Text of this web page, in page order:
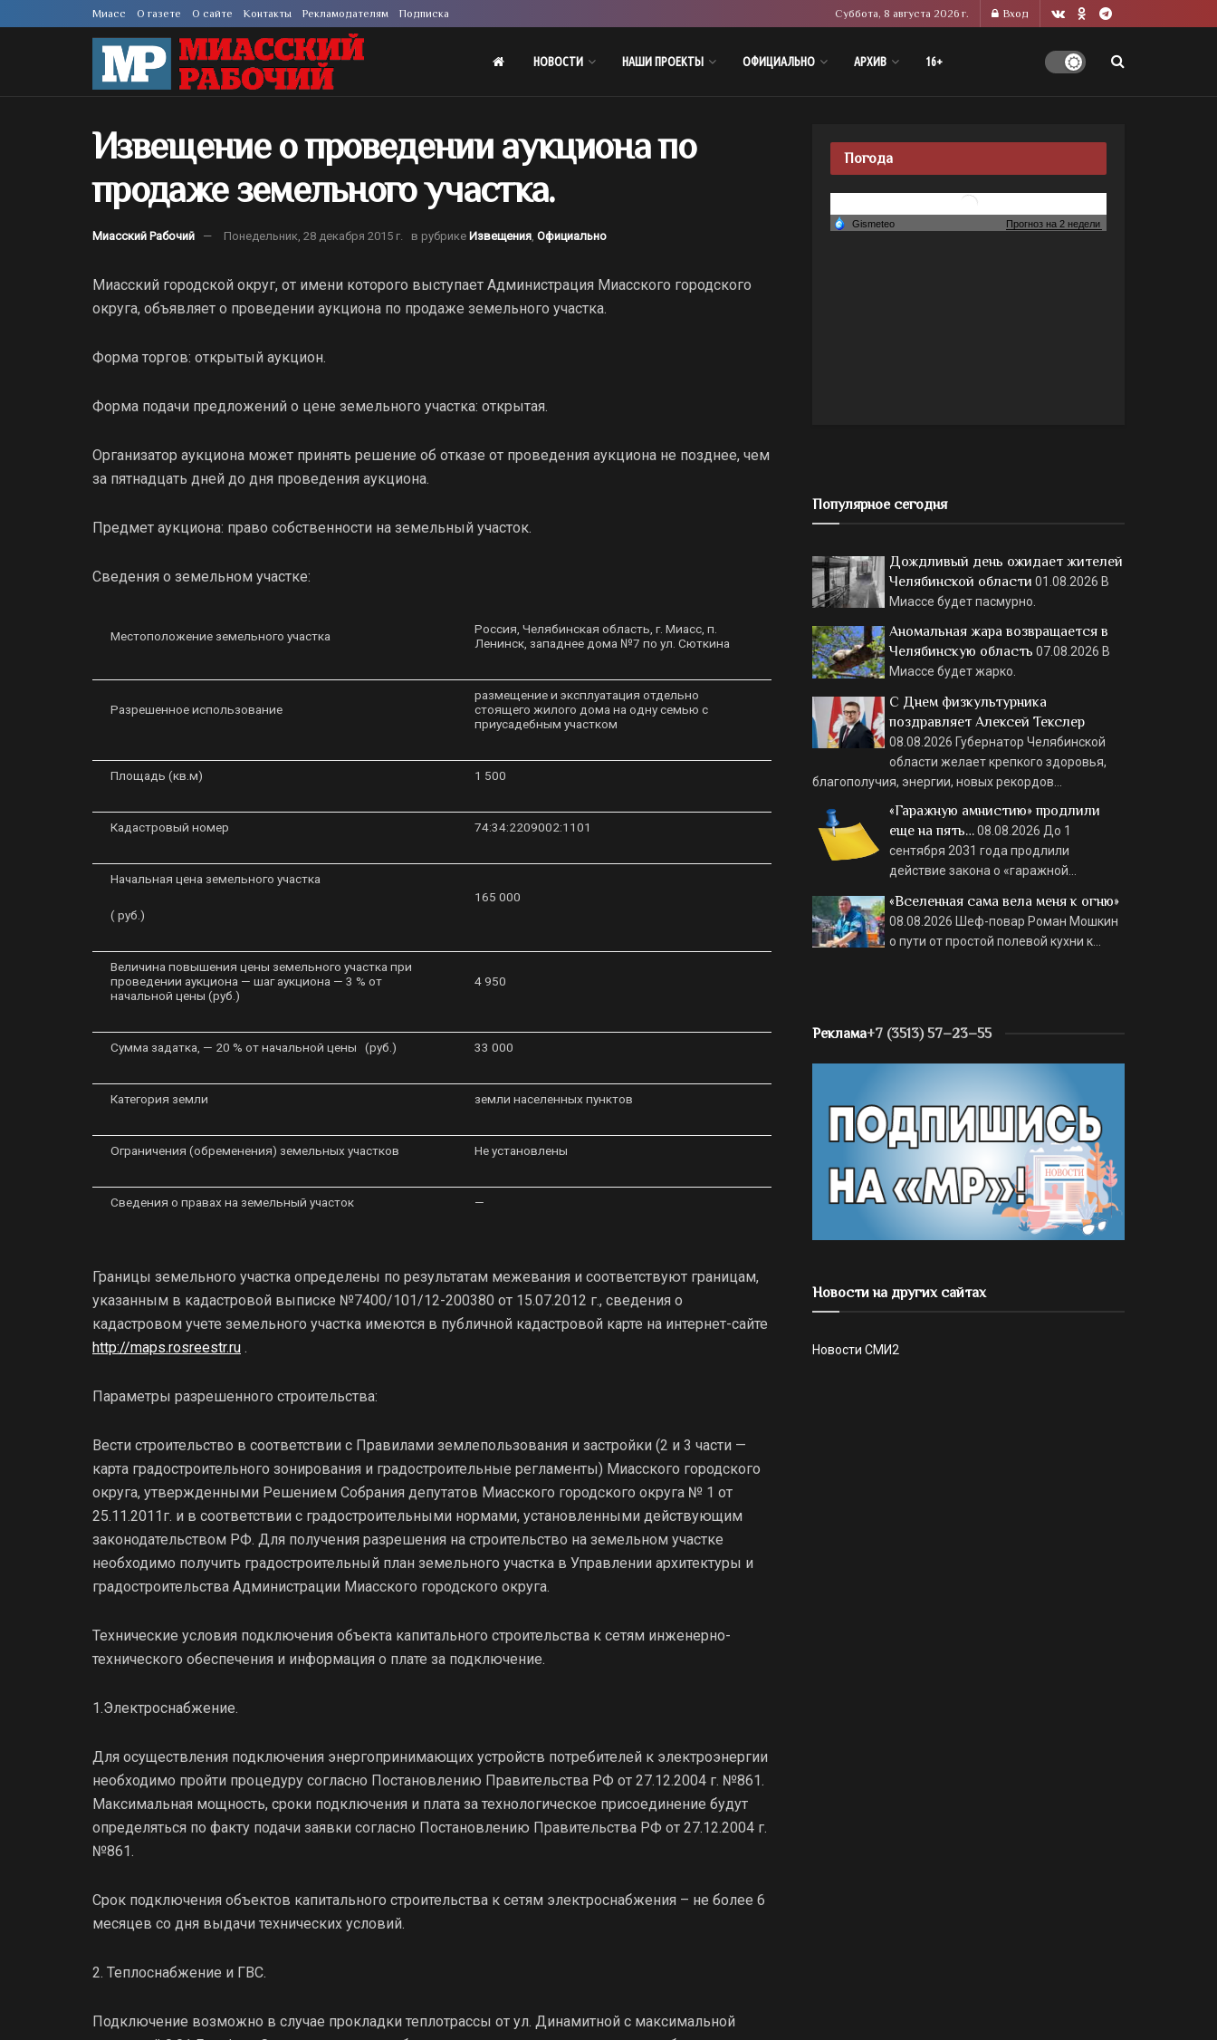
Миасс О газете О сайте Контакты Рекламодателям Подписка Суббота, 8 августа 2026 г. Вход
НОВОСТИ НАШИ ПРОЕКТЫ ОФИЦИАЛЬНО АРХИВ 16+
Извещение о проведении аукциона по
продаже земельного участка.
Миасский Рабочий Понедельник, 28 декабря 2015 г. в рубрике Извещения Официально
Миасский городской округ, от имени которого выступает Администрация Миасского городского
округа, объявляет о проведении аукциона по продаже земельного участка.
Форма торгов: открытый аукцион.
Форма подачи предложений о цене земельного участка: открытая.
Организатор аукциона может принять решение об отказе от проведения аукциона не позднее, чем
за пятнадцать дней до дня проведения аукциона.
Предмет аукциона: право собственности на земельный участок.
Сведения о земельном участке:
Местоположение земельного участка
Россия, Челябинская область, г. Миасс, п.
Ленинск, западнее дома №7 по ул. Сюткина
Разрешенное использование
размещение и эксплуатация отдельно
стоящего жилого дома на одну семью с
приусадебным участком
Площадь (кв.м) 1 500
Кадастровый номер 74:34:2209002:1101
Начальная цена земельного участка
( руб.)
165 000
Величина повышения цены земельного участка при
проведении аукциона — шаг аукциона — 3 % от
начальной цены (руб.)
4 950
Сумма задатка, — 20 % от начальной цены (руб.) 33 000
Категория земли земли населенных пунктов
Ограничения (обременения) земельных участков Не установлены
Сведения о правах на земельный участок —
Границы земельного участка определены по результатам межевания и соответствуют границам,
указанным в кадастровой выписке №7400/101/12-200380 от 15.07.2012 г., сведения о
кадастровом учете земельного участка имеются в публичной кадастровой карте на интернет-сайте
http://maps.rosreestr.ru .
Параметры разрешенного строительства:
Вести строительство в соответствии с Правилами землепользования и застройки (2 и 3 части —
карта градостроительного зонирования и градостроительные регламенты) Миасского городского
округа, утвержденными Решением Собрания депутатов Миасского городского округа № 1 от
25.11.2011г. и в соответствии с градостроительными нормами, установленными действующим
законодательством РФ. Для получения разрешения на строительство на земельном участке
необходимо получить градостроительный план земельного участка в Управлении архитектуры и
градостроительства Администрации Миасского городского округа.
Технические условия подключения объекта капитального строительства к сетям инженерно-
технического обеспечения и информация о плате за подключение.
1.Электроснабжение.
Для осуществления подключения энергопринимающих устройств потребителей к электроэнергии
необходимо пройти процедуру согласно Постановлению Правительства РФ от 27.12.2004 г. №861.
Максимальная мощность, сроки подключения и плата за технологическое присоединение будут
определяться по факту подачи заявки согласно Постановлению Правительства РФ от 27.12.2004 г.
№861.
Срок подключения объектов капитального строительства к сетям электроснабжения – не более 6
месяцев со дня выдачи технических условий.
2. Теплоснабжение и ГВС.
Подключение возможно в случае прокладки теплотрассы от ул. Динамитной с максимальной
Погода
Популярное сегодня
Дождливый день ожидает жителей
Челябинской области 01.08.2026 В
Миассе будет пасмурно.
Аномальная жара возвращается в
Челябинскую область 07.08.2026 В
Миассе будет жарко.
С Днем физкультурника
поздравляет Алексей Текслер
08.08.2026 Губернатор Челябинской
области желает крепкого здоровья,
благополучия, энергии, новых рекордов…
«Гаражную амнистию» продлили
еще на пять…08.08.2026 До 1
сентября 2031 года продлили
действие закона о «гаражной…
«Вселенная сама вела меня к огню»
08.08.2026 Шеф-повар Роман Мошкин
о пути от простой полевой кухни к…
Реклама+7 (3513) 57–23–55
Новости на других сайтах
Новости СМИ2